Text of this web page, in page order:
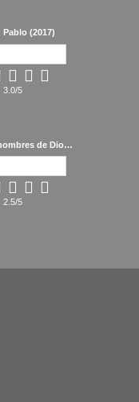
Pablo (2017)
3.0/5
Todos los nombres de Dios (2023)
2.5/5